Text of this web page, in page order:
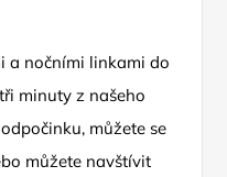
a nočními linkami do
minuty z našeho
můžete se
můžete navštívit